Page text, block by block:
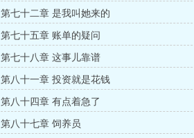
第七十二章 是我叫她来的
第七十五章 账单的疑问
第七十八章 这事儿靠谱
第八十一章 投资就是花钱
第八十四章 有点着急了
第八十七章 饲养员